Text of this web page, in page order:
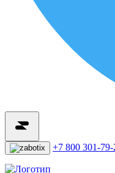
+7 800 301-79-